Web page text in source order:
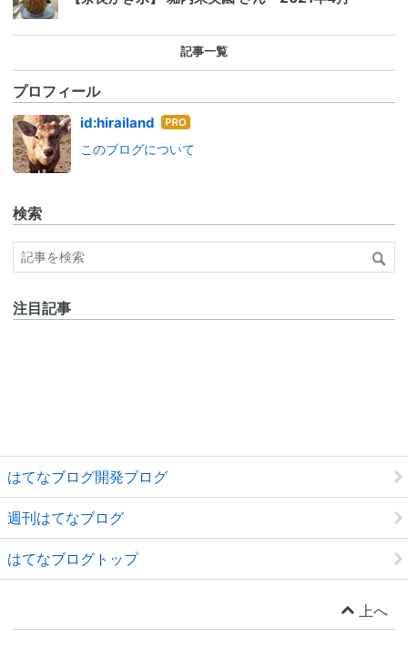
記事一覧
プロフィール
id:hirailand はて
ログ
このブログについて
検索
注目記事
はてなブログ開発ブログ
週刊はてなブログ
はてなブログトップ
上へ